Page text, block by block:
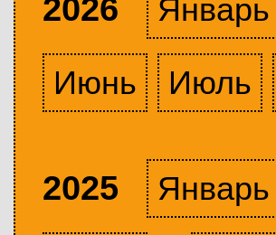
2026 Январь
Июнь
Июль
2025 Январь